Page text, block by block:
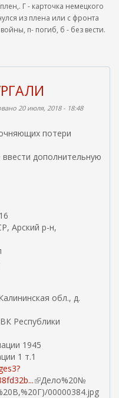
Г - карточка немецкого
из плена или с фронта
п- погиб, б - без вести.
20 июля, 2018 - 18:48
потери
дополнительную
Арский р-н,
обл., д.
Республики
1945
1 т.1
(
в
Дело%20№
00000384.jpg